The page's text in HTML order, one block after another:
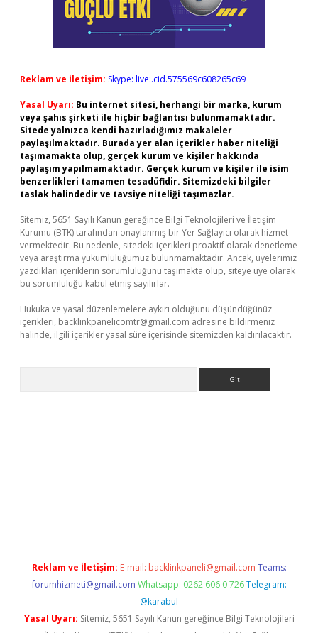
Reklam ve İletişim: Skype: live:.cid.575569c608265c69
Yasal Uyarı: Bu internet sitesi, herhangi bir marka, kurum
veya şahıs şirketi ile hiçbir bağlantısı bulunmamaktadır.
Sitede yalnızca kendi hazırladığımız makaleler
paylaşılmaktadır. Burada yer alan içerikler haber niteliği
taşımamakta olup, gerçek kurum ve kişiler hakkında
paylaşım yapılmamaktadır. Gerçek kurum ve kişiler ile isim
benzerlikleri tamamen tesadüfidir. Sitemizdeki bilgiler
taslak halindedir ve tavsiye niteliği taşımazlar.
Sitemiz, 5651 Sayılı Kanun gereğince Bilgi Teknolojileri ve İletişim
Kurumu (BTK) tarafından onaylanmış bir Yer Sağlayıcı olarak hizmet
vermektedir. Bu nedenle, sitedeki içerikleri proaktif olarak denetleme
veya araştırma yükümlülüğümüz bulunmamaktadır. Ancak, üyelerimiz
yazdıkları içeriklerin sorumluluğunu taşımakta olup, siteye üye olarak
bu sorumluluğu kabul etmiş sayılırlar.
Hukuka ve yasal düzenlemelere aykırı olduğunu düşündüğünüz
içerikleri, backlinkpanelicomtr@gmail.com adresine bildirmeniz
halinde, ilgili içerikler yasal süre içerisinde sitemizden kaldırılacaktır.
Reklam ve İletişim: E-mail: backlinkpaneli@gmail.com Teams:
forumhizmeti@gmail.com Whatsapp: 0262 606 0 726 Telegram:
@karabul
Yasal Uyarı: Sitemiz, 5651 Sayılı Kanun gereğince Bilgi Teknolojileri